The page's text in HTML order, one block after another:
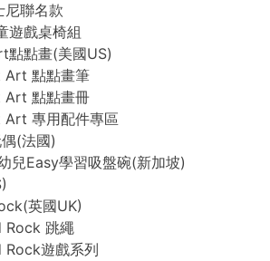
尼聯名款
遊戲桌椅組
點畫(美國US)
點點畫筆
點點畫冊
專用配件專區
(法國)
兒Easy學習吸盤碗(新加坡)
英國UK)
Rock 跳繩
Rock遊戲系列